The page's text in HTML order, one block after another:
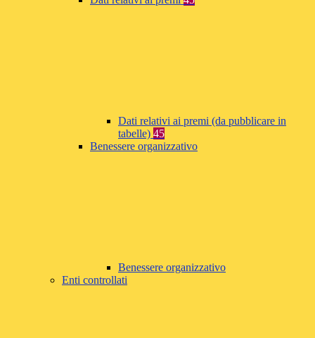
Dati relativi ai premi (da pubblicare in
tabelle) 45
Benessere organizzativo
Benessere organizzativo
Enti controllati